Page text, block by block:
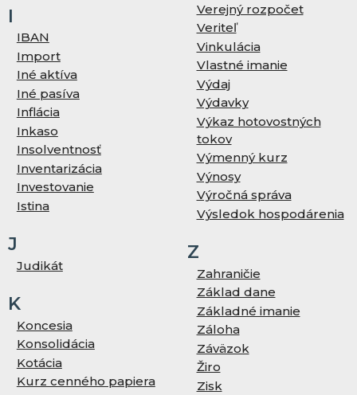
I
IBAN
Import
Iné aktíva
Iné pasíva
Inflácia
Inkaso
Insolventnosť
Inventarizácia
Investovanie
Istina
J
Judikát
K
Koncesia
Konsolidácia
Kotácia
Kurz cenného papiera
Verejný rozpočet
Veriteľ
Vinkulácia
Vlastné imanie
Výdaj
Výdavky
Výkaz hotovostných
tokov
Výmenný kurz
Výnosy
Výročná správa
Výsledok hospodárenia
Z
Zahraničie
Základ dane
Základné imanie
Záloha
Záväzok
Žiro
Zisk